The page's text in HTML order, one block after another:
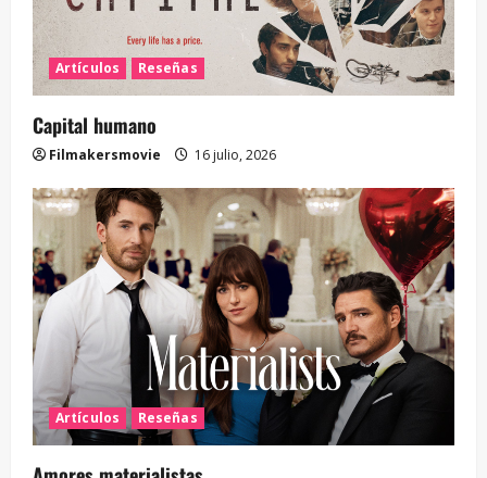
Artículos Reseñas
Capital humano
Filmakersmovie 16 julio, 2026
Artículos Reseñas